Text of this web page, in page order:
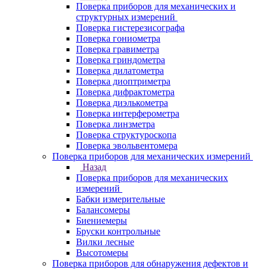
Поверка приборов для механических и
структурных измерений
Поверка гистерезисографа
Поверка гониометра
Поверка гравиметра
Поверка гриндометра
Поверка дилатометра
Поверка диоптриметра
Поверка дифрактометра
Поверка диэлькометра
Поверка интерферометра
Поверка линзметра
Поверка структуроскопа
Поверка эвольвентомера
Поверка приборов для механических измерений
Назад
Поверка приборов для механических
измерений
Бабки измерительные
Балансомеры
Биениемеры
Бруски контрольные
Вилки лесные
Высотомеры
Поверка приборов для обнаружения дефектов и